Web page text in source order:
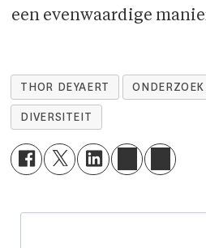
een evenwaardige
THOR DEYAERT ONDERZOEK
DIVERSITEIT